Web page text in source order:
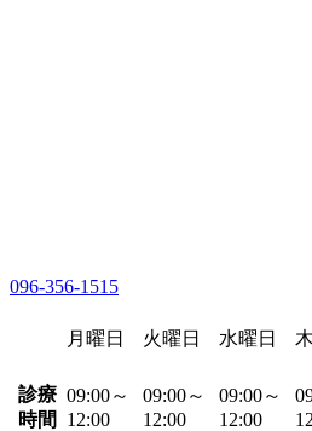
096-356-1515
月曜日 火曜日 水曜日
診療
時間
09:00～
12:00
09:00～
12:00
09:00～
12:00